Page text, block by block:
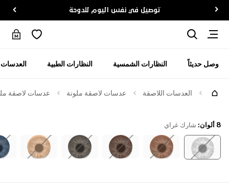
توصيل في نفس اليوم للدوحة
وصل حديثاً النظارات الشمسية النظارات الطبية
العدسات اللاصقة عدسات لاصقة ملونة عدسات لاصقة
8 ألوان : شارك غراي